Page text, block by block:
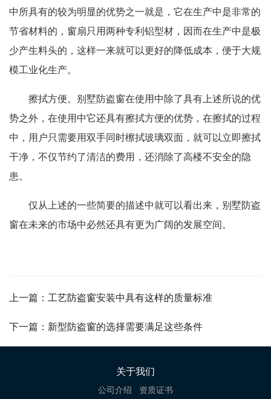
中所具有的较为明显的优势之一就是，它在生产中是非常的
节省材料的，窗扇只用两种专利铝型材，因而在生产中是极
少产生料头的，这样一来就可以更好的降低成本，便于大规
模工业化生产。
擦拭方便。别墅防盗窗在使用中除了具有上述所说的优
势之外，在使用中它还具有擦拭方便的优势，在擦拭的过程
中，用户只需要用双手同时檫拭玻璃双面，就可以立即擦拭
干净，不仅节约了清洁的费用，还消除了高楼不安全的隐
患。
仅从上述的一些简要的描述中就可以看出来，别墅防盗
窗在未来的市场中必然还具有更为广阔的发展空间。
上一篇：工艺防盗窗安装中具有这样的质量标准
下一篇：新型防盗窗的选择需要满足这些条件
关于我们
公司介绍 资质证书